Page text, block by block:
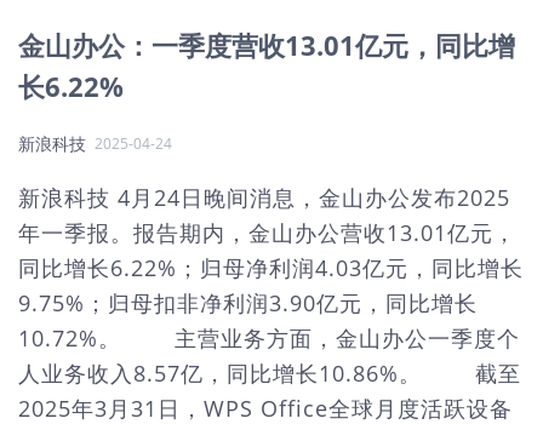
金山办公：一季度营收13.01亿元，同比增
长6.22%
新浪科技 2025-04-24
新浪科技 4月24日晚间消息，金山办公发布2025
年一季报。报告期内，金山办公营收13.01亿元，
同比增长6.22%；归母净利润4.03亿元，同比增长
9.75%；归母扣非净利润3.90亿元，同比增长
10.72%。 主营业务方面，金山办公一季度个
人业务收入8.57亿，同比增长10.86%。 截至
2025年3月31日，WPS Office全球月度活跃设备